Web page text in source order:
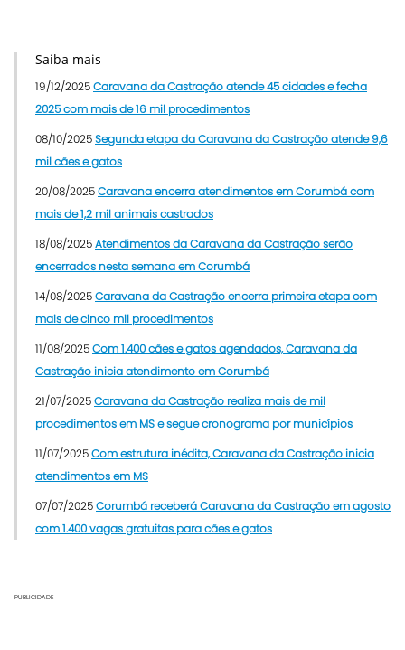
Saiba mais
19/12/2025Caravana da Castração atende 45 cidades e fecha
2025 com mais de 16 mil procedimentos
08/10/2025Segunda etapa da Caravana da Castração atende 9,6
mil cães e gatos
20/08/2025Caravana encerra atendimentos em Corumbá com
mais de 1,2 mil animais castrados
18/08/2025Atendimentos da Caravana da Castração serão
encerrados nesta semana em Corumbá
14/08/2025Caravana da Castração encerra primeira etapa com
mais de cinco mil procedimentos
11/08/2025Com 1.400 cães e gatos agendados, Caravana da
Castração inicia atendimento em Corumbá
21/07/2025Caravana da Castração realiza mais de mil
procedimentos em MS e segue cronograma por municípios
11/07/2025Com estrutura inédita, Caravana da Castração inicia
atendimentos em MS
07/07/2025Corumbá receberá Caravana da Castração em agosto
com 1.400 vagas gratuitas para cães e gatos
PUBLICIDADE